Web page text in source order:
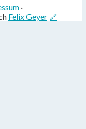
·
Felix Geyer